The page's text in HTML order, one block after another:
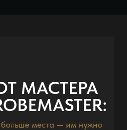
МАСТЕРА
места — им нужно